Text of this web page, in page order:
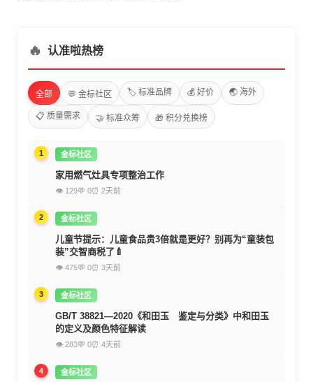
🔥 认准啦热榜
全部 💬 金标社区 🏷️ 标准品牌 💰 好价 🌏 海外
📋 质量需求 🤝 标准众筹 🎁 积分兑换榜
1 金标社区
家用燃气灶具专项整治工作
👁 129💬 0⏰ 2天前
2 金标社区
儿童节提示：儿童食品贵3倍就是更好？别再为“童装包
装”交智商税了🍼
👁 475💬 0⏰ 3天前
3 金标社区
GB/T 38821—2020《和田玉 鉴定与分类》中和田玉
的定义及颜色特征解读
👁 283💬 0⏰ 4天前
4 金标社区